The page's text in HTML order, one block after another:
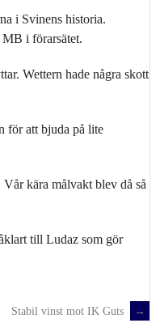
i Svinens historia.
i förarsätet.
Wettern hade några skott
för att bjuda på lite
kära målvakt blev då så
till Ludaz som gör
Stabil vinst mot IK Guts →